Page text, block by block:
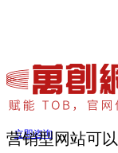
立即咨询
营销型网站可